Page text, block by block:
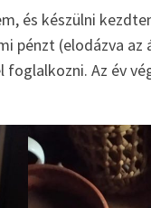
és készülni
pénzt (elodázva
Az év